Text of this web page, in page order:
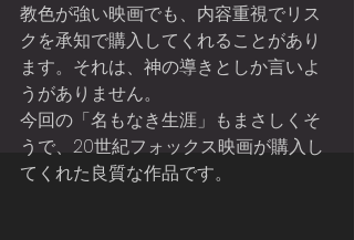
教色が強い映画でも、内容重視でリス
クを承知で購入してくれることがあり
ます。それは、神の導きとしか言いよ
うがありません。
今回の「名もなき生涯」もまさしくそ
うで、20世紀フォックス映画が購入し
てくれた良質な作品です。